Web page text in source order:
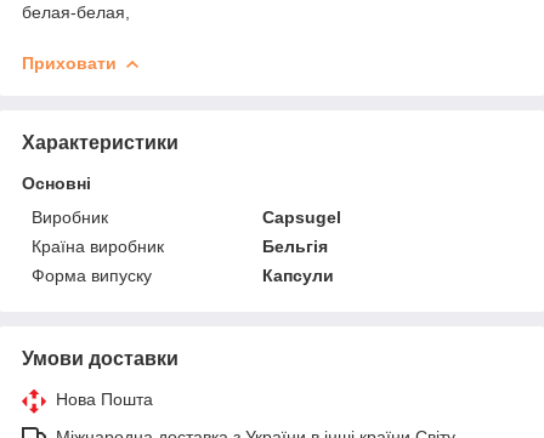
белая-белая,
Приховати
Характеристики
Основні
Виробник
Capsugel
Країна виробник
Бельгія
Форма випуску
Капсули
Умови доставки
Нова Пошта